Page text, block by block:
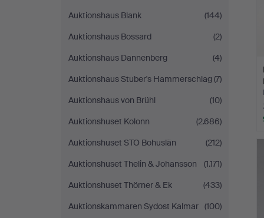
Auktionshaus Blank
(144)
Auktionshaus Bossard
(2)
Auktionshaus Dannenberg
(4)
Auktionshaus Stuber's Hammerschlag(7)
Auktionshaus von Brühl
(10)
Auktionshuset Kolonn
(2.686)
Auktionshuset STO Bohuslän
(212)
Auktionshuset Thelin & Johansson
(1.171)
Auktionshuset Thörner & Ek
(433)
Auktionskammaren Sydost Kalmar (100)